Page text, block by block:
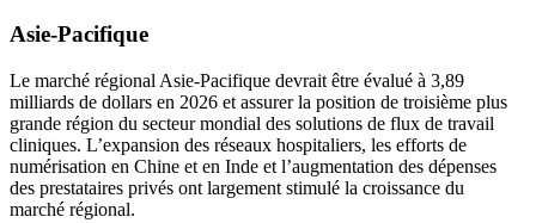
Asie-Pacifique
Le marché régional Asie-Pacifique devrait être évalué à 3,89
milliards de dollars en 2026 et assurer la position de troisième plus
grande région du secteur mondial des solutions de flux de travail
cliniques. L’expansion des réseaux hospitaliers, les efforts de
numérisation en Chine et en Inde et l’augmentation des dépenses
des prestataires privés ont largement stimulé la croissance du
marché régional.